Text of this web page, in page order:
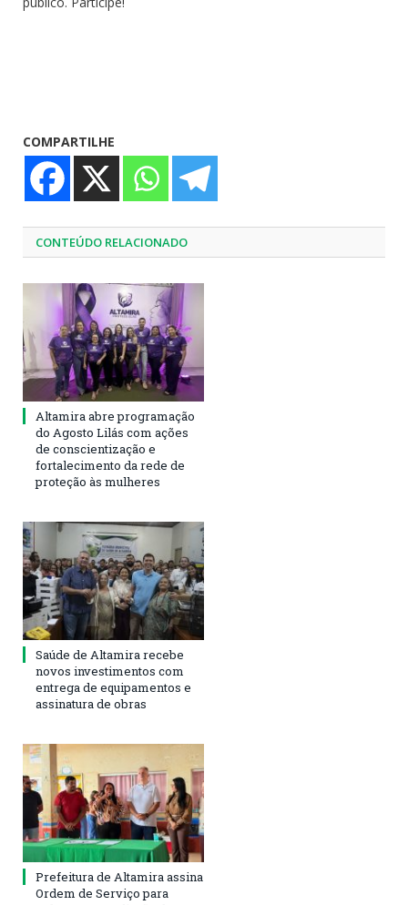
COMPARTILHE
CONTEÚDO RELACIONADO
Altamira abre programação
do Agosto Lilás com ações
de conscientização e
fortalecimento da rede de
proteção às mulheres
Saúde de Altamira recebe
novos investimentos com
entrega de equipamentos e
assinatura de obras
Prefeitura de Altamira assina
Ordem de Serviço para